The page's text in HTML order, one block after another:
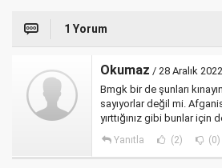
1 Yorum
Okumaz / 28 Aralık
Bmgk bir de şunları
sayıyorlar değil mi.
yırttığınız gibi bunlar için
Yanıtla (2) (0)